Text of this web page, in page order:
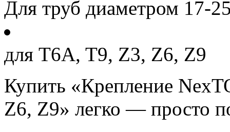
Для труб диаметром 17-
для T6A, T9, Z3, Z6, Z9
Купить «Крепление
Z6, Z9» легко — просто